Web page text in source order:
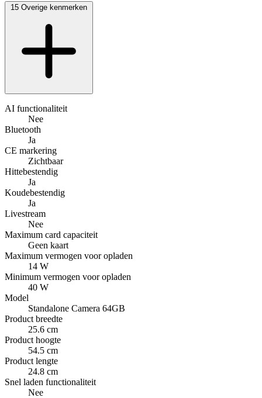
15 Overige kenmerken
AI functionaliteit
Nee
Bluetooth
Ja
CE markering
Zichtbaar
Hittebestendig
Ja
Koudebestendig
Ja
Livestream
Nee
Maximum card capaciteit
Geen kaart
Maximum vermogen voor opladen
14 W
Minimum vermogen voor opladen
40 W
Model
Standalone Camera 64GB
Product breedte
25.6 cm
Product hoogte
54.5 cm
Product lengte
24.8 cm
Snel laden functionaliteit
Nee